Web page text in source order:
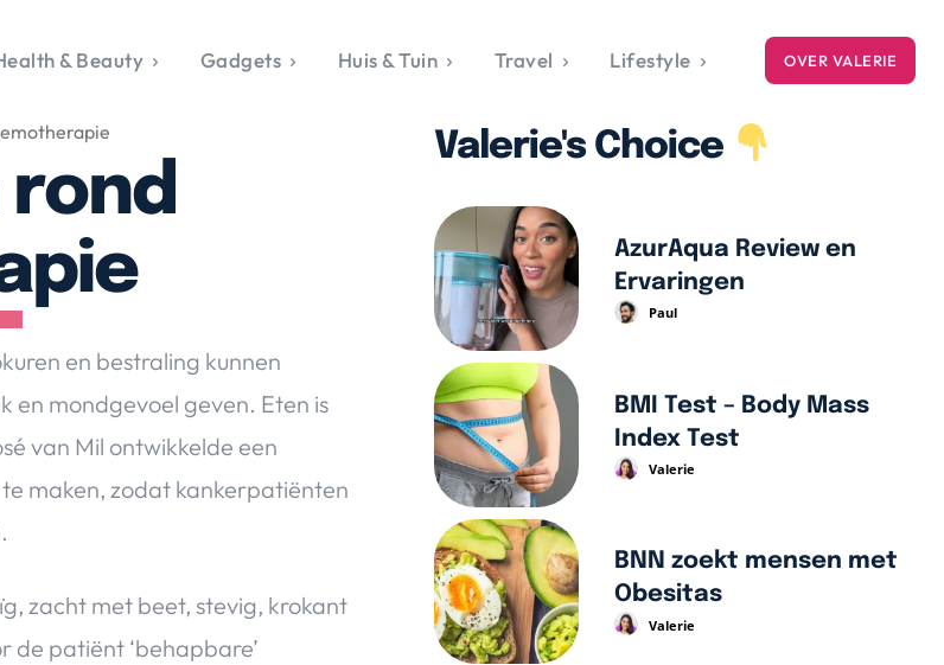
Over Valerie
De Top 5
Contact
Lifestyle
& Beauty Gadgets Huis & Tuin Travel Lifestyle OVER VALERIE
rond
en bestraling kunnen
en mondgevoel geven. Eten is
van Mil ontwikkelde een
maken, zodat kankerpatiënten
zacht met beet, stevig, krokant
de patiënt ‘behapbare’
Valerie's Choice
AzurAqua Review en
Ervaringen
Paul
BMI Test – Body Mass
Index Test
Valerie
BNN zoekt mensen met
Obesitas
Valerie